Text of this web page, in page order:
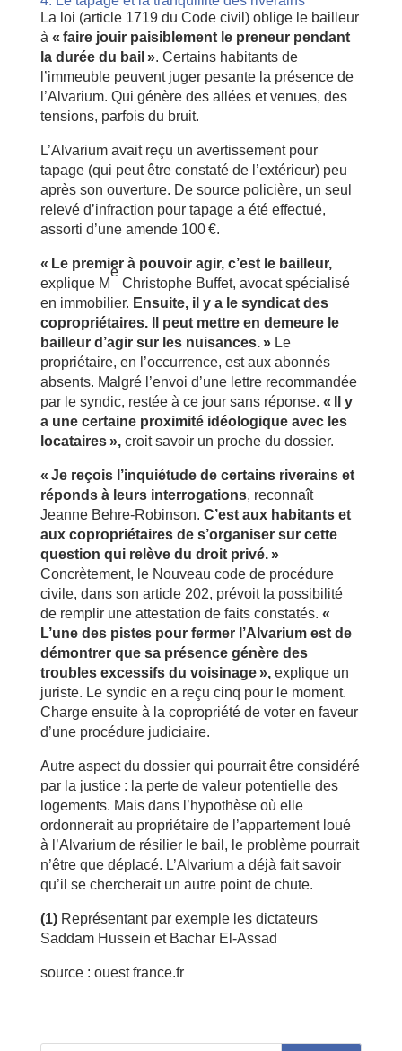
La loi (article 1719 du Code civil) oblige le bailleur
à « faire jouir paisiblement le preneur pendant
la durée du bail ». Certains habitants de
l’immeuble peuvent juger pesante la présence de
l’Alvarium. Qui génère des allées et venues, des
tensions, parfois du bruit.
L’Alvarium avait reçu un avertissement pour
tapage (qui peut être constaté de l’extérieur) peu
après son ouverture. De source policière, un seul
relevé d’infraction pour tapage a été effectué,
assorti d’une amende 100 €.
« Le premier à pouvoir agir, c’est le bailleur,
explique M
e
Christophe Buffet, avocat spécialisé
en immobilier. Ensuite, il y a le syndicat des
copropriétaires. Il peut mettre en demeure le
bailleur d’agir sur les nuisances. »Le
propriétaire, en l’occurrence, est aux abonnés
absents. Malgré l’envoi d’une lettre recommandée
par le syndic, restée à ce jour sans réponse. « Il y
a une certaine proximité idéologique avec les
locataires »,croit savoir un proche du dossier.
« Je reçois l’inquiétude de certains riverains et
réponds à leurs interrogations, reconnaît
Jeanne Behre-Robinson. C’est aux habitants et
aux copropriétaires de s’organiser sur cette
question qui relève du droit privé. »
Concrètement, le Nouveau code de procédure
civile, dans son article 202, prévoit la possibilité
de remplir une attestation de faits constatés. «
L’une des pistes pour fermer l’Alvarium est de
démontrer que sa présence génère des
troubles excessifs du voisinage »,explique un
juriste. Le syndic en a reçu cinq pour le moment.
Charge ensuite à la copropriété de voter en faveur
d’une procédure judiciaire.
Autre aspect du dossier qui pourrait être considéré
par la justice : la perte de valeur potentielle des
logements. Mais dans l’hypothèse où elle
ordonnerait au propriétaire de l’appartement loué
à l’Alvarium de résilier le bail, le problème pourrait
n’être que déplacé. L’Alvarium a déjà fait savoir
qu’il se chercherait un autre point de chute.
(1)Représentant par exemple les dictateurs
Saddam Hussein et Bachar El-Assad
source : ouest france.fr